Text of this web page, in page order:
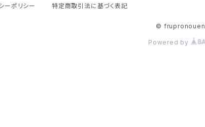
ーポリシー 特定商取引法に基づく表記
© frupronouen
Powered by